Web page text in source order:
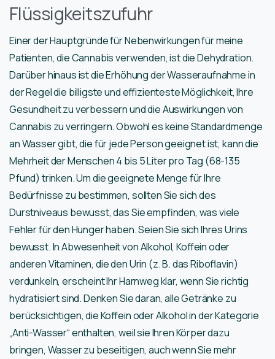
Flüssigkeitszufuhr
Einer der Hauptgründe für Nebenwirkungen für meine
Patienten, die Cannabis verwenden, ist die Dehydration.
Darüber hinaus ist die Erhöhung der Wasseraufnahme in
der Regel die billigste und effizienteste Möglichkeit, Ihre
Gesundheit zu verbessern und die Auswirkungen von
Cannabis zu verringern. Obwohl es keine Standardmenge
an Wasser gibt, die für jede Person geeignet ist, kann die
Mehrheit der Menschen 4 bis 5 Liter pro Tag (68-135
Pfund) trinken. Um die geeignete Menge für Ihre
Bedürfnisse zu bestimmen, sollten Sie sich des
Durstniveaus bewusst, das Sie empfinden, was viele
Fehler für den Hunger haben. Seien Sie sich Ihres Urins
bewusst. In Abwesenheit von Alkohol, Koffein oder
anderen Vitaminen, die den Urin (z. B. das Riboflavin)
verdunkeln, erscheint Ihr Harnweg klar, wenn Sie richtig
hydratisiert sind. Denken Sie daran, alle Getränke zu
berücksichtigen, die Koffein oder Alkohol in der Kategorie
„Anti-Wasser“ enthalten, weil sie Ihren Körper dazu
bringen, Wasser zu beseitigen, auch wenn Sie mehr